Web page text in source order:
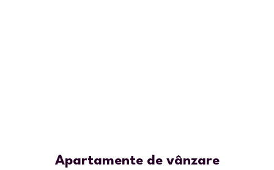
Apartamente de vânzare